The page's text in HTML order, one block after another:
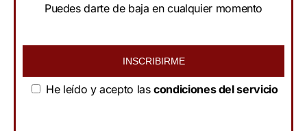
Puedes darte de baja en cualquier momento
INSCRIBIRME
He leído y acepto lascondiciones del servicio